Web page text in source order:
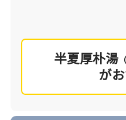
半夏厚朴湯
が